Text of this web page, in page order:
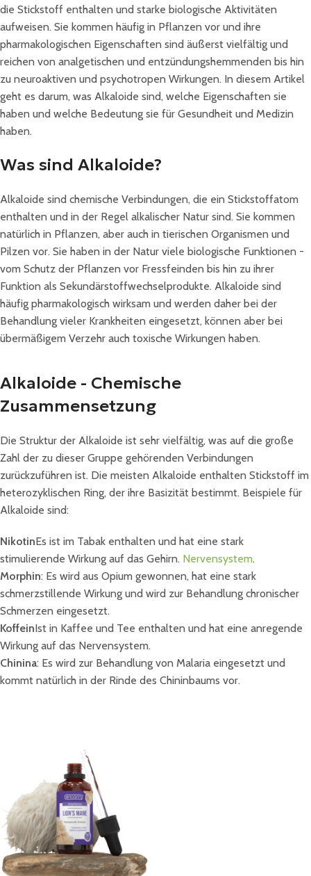
die Stickstoff enthalten und starke biologische Aktivitäten
aufweisen. Sie kommen häufig in Pflanzen vor und ihre
pharmakologischen Eigenschaften sind äußerst vielfältig und
reichen von analgetischen und entzündungshemmenden bis hin
zu neuroaktiven und psychotropen Wirkungen. In diesem Artikel
geht es darum, was Alkaloide sind, welche Eigenschaften sie
haben und welche Bedeutung sie für Gesundheit und Medizin
haben.
Was sind Alkaloide?
Alkaloide sind chemische Verbindungen, die ein Stickstoffatom
enthalten und in der Regel alkalischer Natur sind. Sie kommen
natürlich in Pflanzen, aber auch in tierischen Organismen und
Pilzen vor. Sie haben in der Natur viele biologische Funktionen -
vom Schutz der Pflanzen vor Fressfeinden bis hin zu ihrer
Funktion als Sekundärstoffwechselprodukte. Alkaloide sind
häufig pharmakologisch wirksam und werden daher bei der
Behandlung vieler Krankheiten eingesetzt, können aber bei
übermäßigem Verzehr auch toxische Wirkungen haben.
Alkaloide - Chemische
Zusammensetzung
Die Struktur der Alkaloide ist sehr vielfältig, was auf die große
Zahl der zu dieser Gruppe gehörenden Verbindungen
zurückzuführen ist. Die meisten Alkaloide enthalten Stickstoff im
heterozyklischen Ring, der ihre Basizität bestimmt. Beispiele für
Alkaloide sind:
NikotinEs ist im Tabak enthalten und hat eine stark
stimulierende Wirkung auf das Gehirn. Nervensystem.
Morphin: Es wird aus Opium gewonnen, hat eine stark
schmerzstillende Wirkung und wird zur Behandlung chronischer
Schmerzen eingesetzt.
KoffeinIst in Kaffee und Tee enthalten und hat eine anregende
Wirkung auf das Nervensystem.
Chinina: Es wird zur Behandlung von Malaria eingesetzt und
kommt natürlich in der Rinde des Chininbaums vor.